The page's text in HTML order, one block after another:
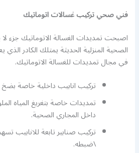
فني صحي تركيب غسالات اتوماتيك
اصبحت تمديدات الغسالة الاتوماتيك جزء
الصحية المنزلية الحديثة يمتلك الكادر الذي
في مجال تمديدات للغسالة الاتوماتيك.
تركيب انابيب داخلية خاصة بضخ
تمديدات خاصة بتغريغ المياه
داخل المجاري الصحية.
تركيب صنابير تابعة للانابيب
\ضبطه.